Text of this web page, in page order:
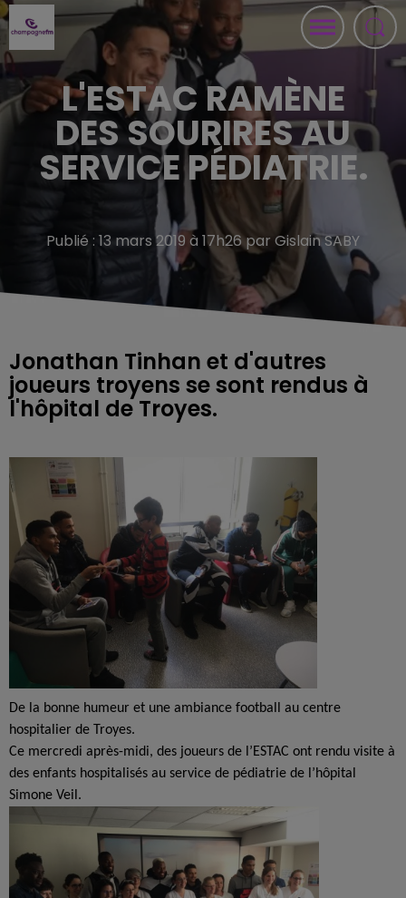
L'ESTAC RAMÈNE
DES SOURIRES AU
SERVICE PÉDIATRIE.
Publié : 13 mars 2019 à 17h26 par Gislain SABY
Jonathan Tinhan et d'autres
joueurs troyens se sont rendus à
l'hôpital de Troyes.
De la bonne humeur et une ambiance football au centre
hospitalier de Troyes.
Ce mercredi après-midi, des joueurs de l’ESTAC ont rendu visite à
des enfants hospitalisés au service de pédiatrie de l’hôpital
Simone Veil.